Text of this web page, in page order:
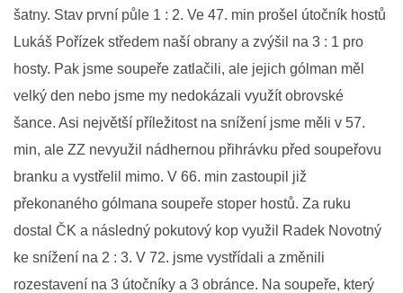
PODPORUJÍ NÁŠ KLUB
ARCHÍV
DOTACE
FKD, z.s.
Drnovice 704
šatny. Stav první půle 1 : 2. Ve 47. min prošel útočník hostů
Lukáš Pořízek středem naší obrany a zvýšil na 3 : 1 pro
hosty. Pak jsme soupeře zatlačili, ale jejich gólman měl
velký den nebo jsme my nedokázali využít obrovské
šance. Asi největší příležitost na snížení jsme měli v 57.
min, ale ZZ nevyužil nádhernou přihrávku před soupeřovu
branku a vystřelil mimo. V 66. min zastoupil již
překonaného gólmana soupeře stoper hostů. Za ruku
dostal ČK a následný pokutový kop využil Radek Novotný
ke snížení na 2 : 3. V 72. jsme vystřídali a změnili
rozestavení na 3 útočníky a 3 obránce. Na soupeře, který